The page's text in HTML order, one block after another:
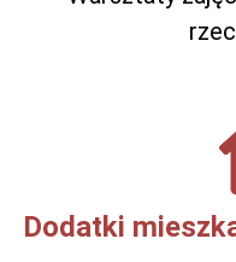
Dodatki